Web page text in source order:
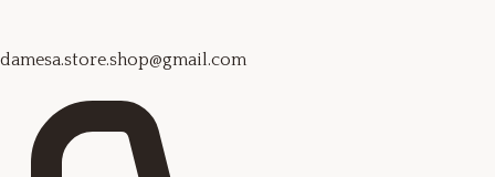
damesa.store.shop@gmail.com